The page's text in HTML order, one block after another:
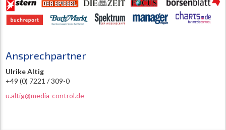
Ansprechpartner
Ulrike Altig
+49 (0) 7221 / 309-0
u.altig@media-control.de